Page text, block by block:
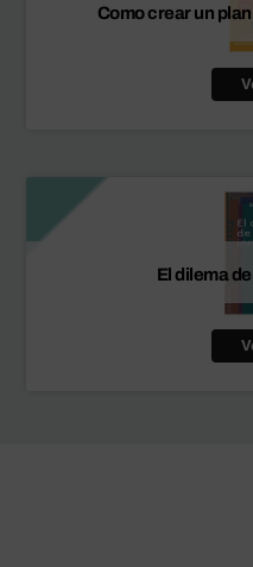
Como crear un
El dilema